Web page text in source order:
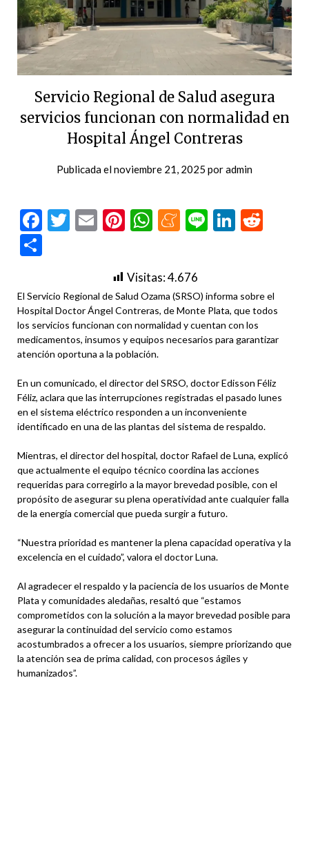
Servicio Regional de Salud asegura
servicios funcionan con normalidad en
Hospital Ángel Contreras
Publicada elnoviembre 21, 2025 poradmin
Facebook
Twitter
EmailPinterest
WhatsApp
Meneame
Line
Visitas:4.676
El Servicio Regional de Salud Ozama (SRSO) informa sobre el
Hospital Doctor Ángel Contreras, de Monte Plata, que todos
los servicios funcionan con normalidad y cuentan con los
medicamentos, insumos y equipos necesarios para garantizar
atención oportuna a la población.
En un comunicado, el director del SRSO, doctor Edisson Féliz
Féliz, aclara que las interrupciones registradas el pasado lunes
en el sistema eléctrico responden a un inconveniente
identificado en una de las plantas del sistema de respaldo.
Mientras, el director del hospital, doctor Rafael de Luna, explicó
que actualmente el equipo técnico coordina las acciones
requeridas para corregirlo a la mayor brevedad posible, con el
propósito de asegurar su plena operatividad ante cualquier falla
de la energía comercial que pueda surgir a futuro.
“Nuestra prioridad es mantener la plena capacidad operativa y la
excelencia en el cuidado”, valora el doctor Luna.
Al agradecer el respaldo y la paciencia de los usuarios de Monte
Plata y comunidades aledañas, resaltó que “estamos
comprometidos con la solución a la mayor brevedad posible para
asegurar la continuidad del servicio como estamos
acostumbrados a ofrecer a los usuarios, siempre priorizando que
la atención sea de prima calidad, con procesos ágiles y
humanizados”.